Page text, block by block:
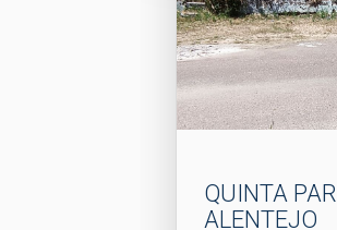
QUINTA PARA RECUPERAR
ALENTEJO